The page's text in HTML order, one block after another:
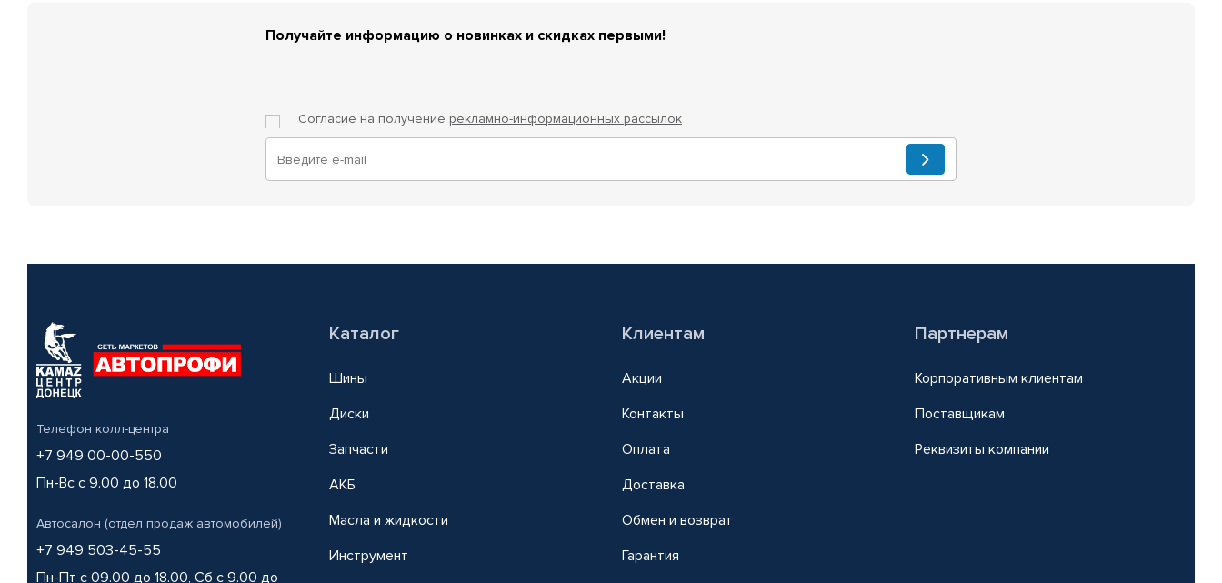
Получайте информацию о новинках и скидках первыми!
Согласие на получение рекламно-информационных рассылок
Телефон колл-центра
+7 949 00-00-550
Пн-Вс с 9.00 до 18.00
Автосалон (отдел продаж автомобилей)
+7 949 503-45-55
Пн-Пт с 09.00 до 18.00, Сб с 9.00 до
Каталог
Шины
Диски
Запчасти
АКБ
Масла и жидкости
Инструмент
Клиентам
Акции
Контакты
Оплата
Доставка
Обмен и возврат
Гарантия
Партнерам
Корпоративным клиентам
Поставщикам
Реквизиты компании